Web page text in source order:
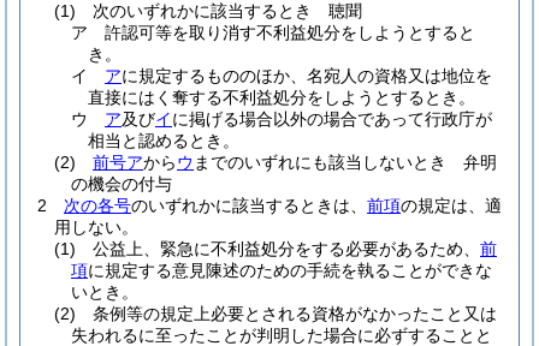
(1)
次のいずれかに該当するとき 聴聞
ア
許認可等を取り消す不利益処分をしようとすると
き。
イ
アに規定するもののほか、名宛人の資格又は地位を
直接にはく奪する不利益処分をしようとするとき。
ウ
ア及びイに掲げる場合以外の場合であって行政庁が
相当と認めるとき。
(2)
前号アからウ までのいずれにも該当しないとき 弁明
の機会の付与
2
次の各号のいずれかに該当するときは、 前項の規定は、適
用しない。
(1)
公益上、緊急に不利益処分をする必要があるため、 前
項に規定する意見陳述のための手続を執ることができな
いとき。
(2)
条例等の規定上必要とされる資格がなかったこと又は
失われるに至ったことが判明した場合に必ずすることと